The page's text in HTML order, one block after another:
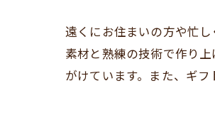
遠くにお住まいの方や忙
素材と熟練の技術で作り
がけています。また、ギ